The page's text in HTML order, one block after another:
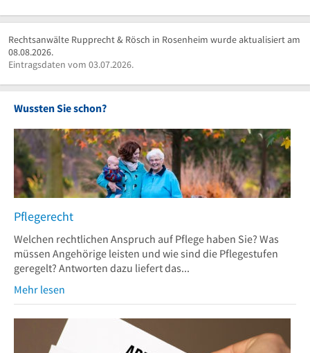
Rechtsanwälte Rupprecht & Rösch in Rosenheim wurde aktualisiert am
08.08.2026.
Eintragsdaten vom 03.07.2026.
Wussten Sie schon?
Pflegerecht
Welchen rechtlichen Anspruch auf Pflege haben Sie? Was
müssen Angehörige leisten und wie sind die Pflegestufen
geregelt? Antworten dazu liefert das...
Mehr lesen